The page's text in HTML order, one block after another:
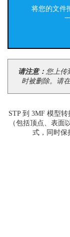
将您的文件
请注意： 您上传
时被删除。请
STP 到 3MF 模型
（包括顶点、表面
式，同时保